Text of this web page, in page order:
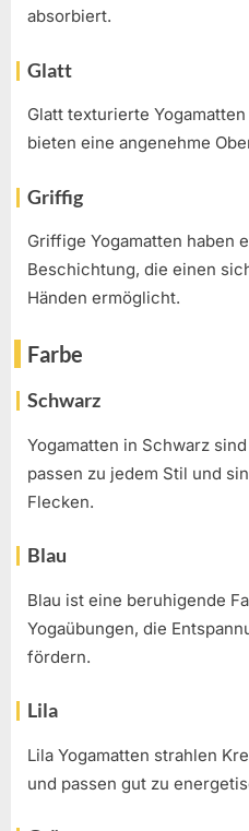
absorbiert.
Glatt
Glatt texturierte
bieten eine angenehme
Griffig
Griffige Yogamatten haben
Beschichtung, die einen
Händen ermöglicht.
Farbe
Schwarz
Yogamatten in Schwarz
passen zu jedem Stil und
Flecken.
Blau
Blau ist eine beruhigende
Yogaübungen, die
fördern.
Lila
Lila Yogamatten strahlen
und passen gut zu